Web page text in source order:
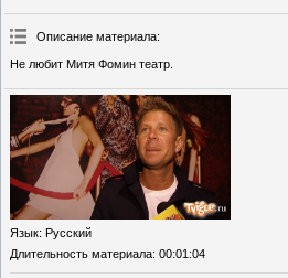
Описание материала:
Не любит Митя Фомин театр.
Язык: Русский
Длительность материала: 00:01:04